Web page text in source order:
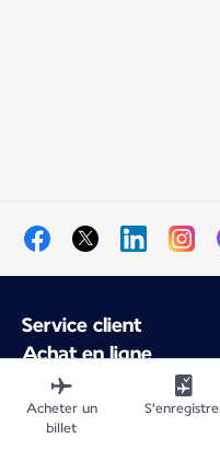
Service client
Achat en ligne
Programme de
À propos d'Air France
Application Mobile
Acheter un
billet